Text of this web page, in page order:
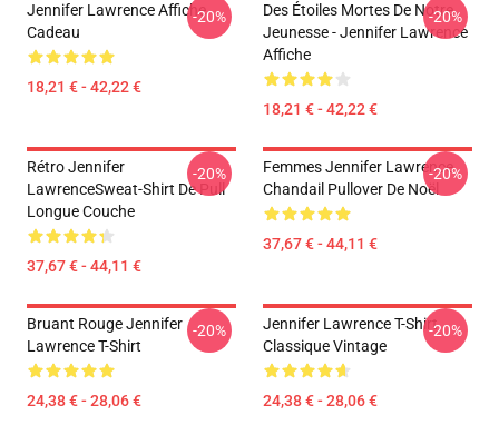
Jennifer Lawrence Affiche
Cadeau
18,21 € - 42,22 €
-20%
Des Étoiles Mortes De Notre
Jeunesse - Jennifer Lawrence
Affiche
18,21 € - 42,22 €
-20%
Rétro Jennifer
LawrenceSweat-Shirt De Pull
Longue Couche
37,67 € - 44,11 €
-20%
Femmes Jennifer Lawrence
Chandail Pullover De Noël
37,67 € - 44,11 €
-20%
Bruant Rouge Jennifer
Lawrence T-Shirt
24,38 € - 28,06 €
-20%
Jennifer Lawrence T-Shirt
Classique Vintage
24,38 € - 28,06 €
-20%